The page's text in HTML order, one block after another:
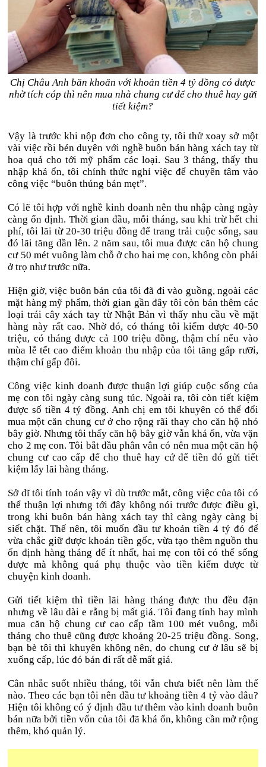
Chị Châu Anh băn khoăn với khoản tiền 4 tỷ đồng có được
nhờ tích cóp thì nên mua nhà chung cư để cho thuê hay gửi
tiết kiệm?
Vậy là trước khi nộp đơn cho công ty, tôi thử xoay sở một
vài việc rồi bén duyên với nghề buôn bán hàng xách tay từ
hoa quả cho tới mỹ phẩm các loại. Sau 3 tháng, thấy thu
nhập khá ổn, tôi chính thức nghỉ việc để chuyên tâm vào
công việc “buôn thúng bán mẹt”.
Có lẽ tôi hợp với nghề kinh doanh nên thu nhập càng ngày
càng ổn định. Thời gian đầu, mỗi tháng, sau khi trừ hết chi
phí, tôi lãi từ 20-30 triệu đồng để trang trải cuộc sống, sau
đó lãi tăng dần lên. 2 năm sau, tôi mua được căn hộ chung
cư 50 mét vuông làm chỗ ở cho hai mẹ con, không còn phải
ở trọ như trước nữa.
Hiện giờ, việc buôn bán của tôi đã đi vào guồng, ngoài các
mặt hàng mỹ phẩm, thời gian gần đây tôi còn bán thêm các
loại trái cây xách tay từ Nhật Bản vì thấy nhu cầu về mặt
hàng này rất cao. Nhờ đó, có tháng tôi kiếm được 40-50
triệu, có tháng được cả 100 triệu đồng, thậm chí nếu vào
mùa lễ tết cao điểm khoản thu nhập của tôi tăng gấp rưỡi,
thậm chí gấp đôi.
Công việc kinh doanh được thuận lợi giúp cuộc sống của
mẹ con tôi ngày càng sung túc. Ngoài ra, tôi còn tiết kiệm
được số tiền 4 tỷ đồng. Anh chị em tôi khuyên có thể đổi
mua một căn chung cư ở cho rộng rãi thay cho căn hộ nhỏ
bây giờ. Nhưng tôi thấy căn hộ bây giờ vẫn khá ổn, vừa vặn
cho 2 mẹ con. Tôi bắt đầu phân vân có nên mua một căn hộ
chung cư cao cấp để cho thuê hay cứ để tiền đó gửi tiết
kiệm lấy lãi hàng tháng.
Sở dĩ tôi tính toán vậy vì dù trước mắt, công việc của tôi có
thể thuận lợi nhưng tới đây không nói trước được điều gì,
trong khi buôn bán hàng xách tay thì càng ngày càng bị
siết chặt. Thế nên, tôi muốn đầu tư khoản tiền 4 tỷ đó để
vừa chắc giữ được khoản tiền gốc, vừa tạo thêm nguồn thu
ổn định hàng tháng để ít nhất, hai mẹ con tôi có thể sống
được mà không quá phụ thuộc vào tiền kiếm được từ
chuyện kinh doanh.
Gửi tiết kiệm thì tiền lãi hàng tháng được thu đều đặn
nhưng về lâu dài e rằng bị mất giá. Tôi đang tính hay mình
mua căn hộ chung cư cao cấp tầm 100 mét vuông, mỗi
tháng cho thuê cũng được khoảng 20-25 triệu đồng. Song,
bạn bè tôi thì khuyên không nên, do chung cư ở lâu sẽ bị
xuống cấp, lúc đó bán đi rất dễ mất giá.
Cân nhắc suốt nhiều tháng, tôi vẫn chưa biết nên làm thế
nào. Theo các bạn tôi nên đầu tư khoảng tiền 4 tỷ vào đâu?
Hiện tôi không có ý định đầu tư thêm vào kinh doanh buôn
bán nữa bởi tiền vốn của tôi đã khá ổn, không cần mở rộng
thêm, khó quản lý.